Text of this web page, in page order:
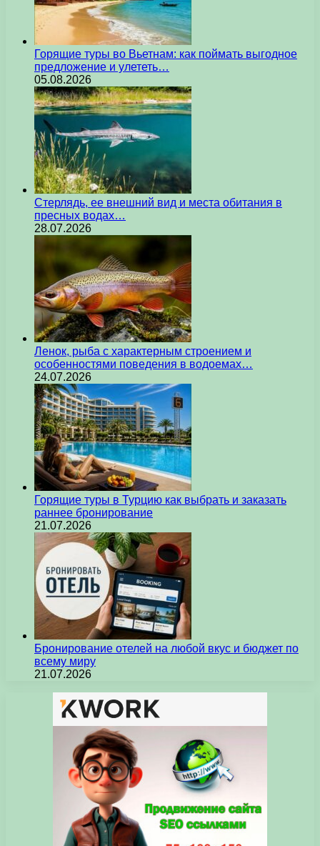
Горящие туры во Вьетнам: как поймать выгодное
предложение и улететь…
05.08.2026
Стерлядь, ее внешний вид и места обитания в
пресных водах…
28.07.2026
Ленок, рыба с характерным строением и
особенностями поведения в водоемах…
24.07.2026
Горящие туры в Турцию как выбрать и заказать
раннее бронирование
21.07.2026
Бронирование отелей на любой вкус и бюджет по
всему миру
21.07.2026